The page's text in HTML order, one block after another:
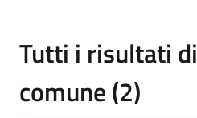
Tutti i risultati
comune (2)